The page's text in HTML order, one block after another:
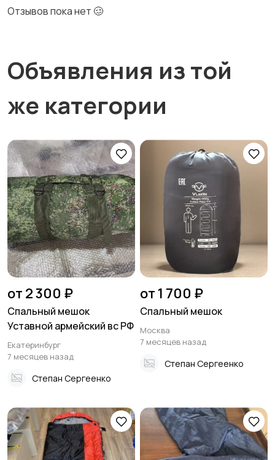
Отзывов пока нет 🥴
Объявления из той
же категории
от 2 300 ₽
Спальный мешок
Уставной армейский вс РФ
Екатеринбург
7 месяцев назад
Степан Сергеенко
от 1 700 ₽
Спальный мешок
Москва
7 месяцев назад
Степан Сергеенко